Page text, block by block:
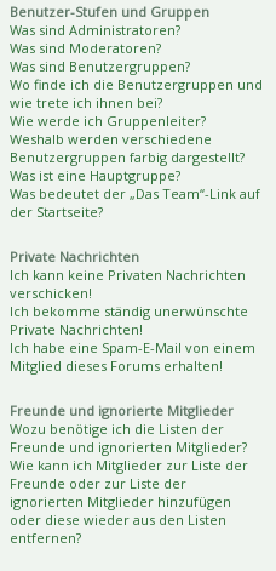
Benutzer-Stufen und Gruppen
Was sind Administratoren?
Was sind Moderatoren?
Was sind Benutzergruppen?
Wo finde ich die Benutzergruppen und
wie trete ich ihnen bei?
Wie werde ich Gruppenleiter?
Weshalb werden verschiedene
Benutzergruppen farbig dargestellt?
Was ist eine Hauptgruppe?
Was bedeutet der „Das Team“-Link auf
der Startseite?
Private Nachrichten
Ich kann keine Privaten Nachrichten
verschicken!
Ich bekomme ständig unerwünschte
Private Nachrichten!
Ich habe eine Spam-E-Mail von einem
Mitglied dieses Forums erhalten!
Freunde und ignorierte Mitglieder
Wozu benötige ich die Listen der
Freunde und ignorierten Mitglieder?
Wie kann ich Mitglieder zur Liste der
Freunde oder zur Liste der
ignorierten Mitglieder hinzufügen
oder diese wieder aus den Listen
entfernen?